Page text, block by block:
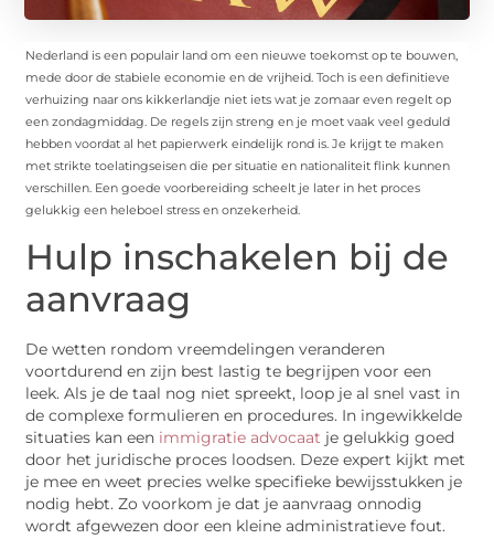
Nederland is een populair land om een nieuwe toekomst op te bouwen,
mede door de stabiele economie en de vrijheid. Toch is een definitieve
verhuizing naar ons kikkerlandje niet iets wat je zomaar even regelt op
een zondagmiddag. De regels zijn streng en je moet vaak veel geduld
hebben voordat al het papierwerk eindelijk rond is. Je krijgt te maken
met strikte toelatingseisen die per situatie en nationaliteit flink kunnen
verschillen. Een goede voorbereiding scheelt je later in het proces
gelukkig een heleboel stress en onzekerheid.
Hulp inschakelen bij de
aanvraag
De wetten rondom vreemdelingen veranderen
voortdurend en zijn best lastig te begrijpen voor een
leek. Als je de taal nog niet spreekt, loop je al snel vast in
de complexe formulieren en procedures. In ingewikkelde
situaties kan een immigratie advocaat je gelukkig goed
door het juridische proces loodsen. Deze expert kijkt met
je mee en weet precies welke specifieke bewijsstukken je
nodig hebt. Zo voorkom je dat je aanvraag onnodig
wordt afgewezen door een kleine administratieve fout.